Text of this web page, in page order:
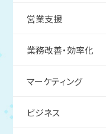
営業支援
業務改善・効率化
マーケティング
ビジネス